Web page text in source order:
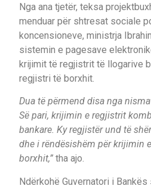
Nga ana tjetër, teksa
menduar për shtresat sociale
koncensioneve, ministrja
sistemin e pagesave
krijimit të regjistrit të llogarive
regjistri të borxhit.
Dua të përmend disa nga
Së pari, krijimin e regjistrit
bankare. Ky regjistër und të
dhe i rëndësishëm për krijimin
borxhit,” tha ajo.
Ndërkohë Guvernatori i